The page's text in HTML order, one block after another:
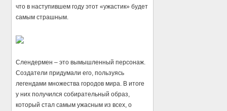
что в наступившем году этот «ужастик» будет
самым страшным.
Слендермен – это вымышленный персонаж.
Создатели придумали его, пользуясь
легендами множества городов мира. В итоге
у них получился собирательный образ,
который стал самым ужасным из всех, о